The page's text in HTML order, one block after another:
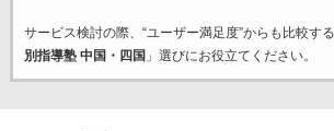
サービス検討の際、“ユーザー満足度”からも比較す
別指導塾 中国・四国 」選びにお役立てください。